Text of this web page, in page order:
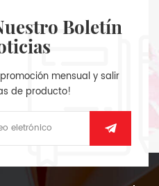
mensual y salir
de producto!